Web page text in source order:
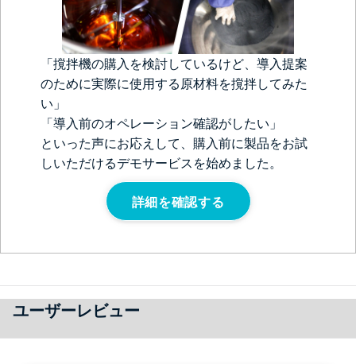
「撹拌機の購入を検討しているけど、導入提案
のために実際に使用する原材料を撹拌してみた
い」
「導入前のオペレーション確認がしたい」
といった声にお応えして、購入前に製品をお試
しいただけるデモサービスを始めました。
詳細を確認する
ユーザーレビュー